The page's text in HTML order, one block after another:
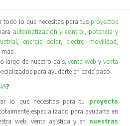
todo lo que necesitas para tus proyectos
automatización y control, potencia y
, energía solar, electro movilidad,
más…
largo de nuestro país,venta web y venta
para ayudarte en cada paso.
?
lo que necesitas para tu proyecto
especializado para ayudarte en
web, venta asistida y en nuestras